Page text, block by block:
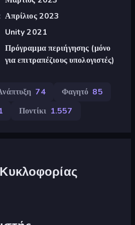
Απρίλιος 2023
Unity 2021
Πρόγραμμα περιήγησης (μόνο
για επιτραπέζιους υπολογιστές)
74 Φαγητό 85
Ποντίκι 1.557